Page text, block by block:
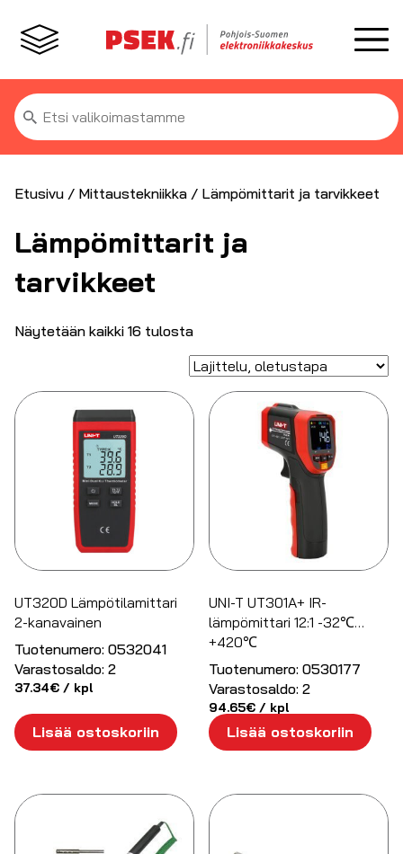
Etsi:
Etusivu / Mittaustekniikka / Lämpömittarit ja tarvikkeet
Lämpömittarit ja
tarvikkeet
Näytetään kaikki 16 tulosta
UT320D Lämpötilamittari
2-kanavainen
Tuotenumero: 0532041
Varastosaldo: 2
37.34€ / kpl
Lisää ostoskoriin
UNI-T UT301A+ IR-
lämpömittari 12:1 -32℃…
+420℃
Tuotenumero: 0530177
Varastosaldo: 2
94.65€ / kpl
Lisää ostoskoriin